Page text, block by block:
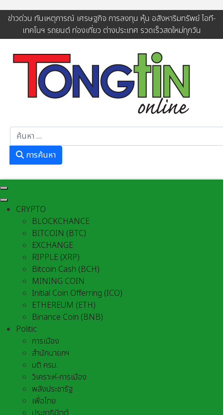
ข่าวด่วน ทันเหตุการณ์ เศรษฐกิจ การลงทุน หุ้น อสังหาริมทรัพย์ ไอที-
เทคโนฯ รถยนต์ ท่องเที่ยว ต่างประเทศ รวดเร็วสดใหม่ทุกวัน
การค้นหา
CRYPTO
BLOCKCHANCE
BITCOIN (BTC)
EXCHANGE
RIPPLE (XRP)
Bitcoin Cash (BCH)
MINING COIN
Initial Coin Offerring (ICO)
ETHEREUM (ETH)
Binance Coin (BNB)
Politic
การเมือง
สำนักนายกฯ
มติ ครม.
วิเคราะห์-การเมือง
พลังประชารัฐ
เพื่อไทย